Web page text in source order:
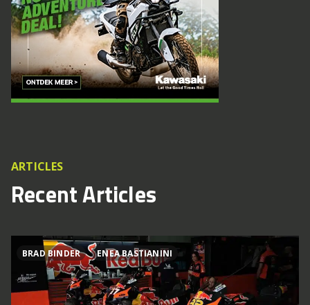
ARTICLES
Recent Articles
BRAD BINDER ENEA BASTIANINI